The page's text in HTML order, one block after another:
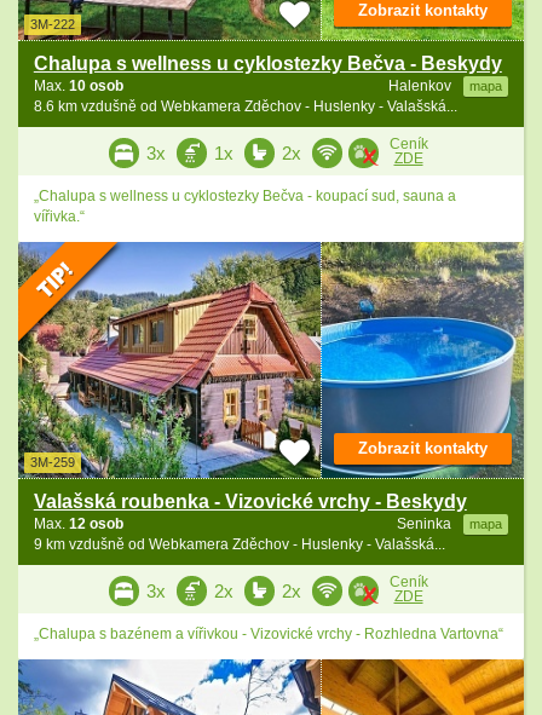
3M-222
Chalupa s wellness u cyklostezky Bečva - Beskydy
Halenkov mapa
Max. 10 osob
8.6 km vzdušně od Webkamera Zděchov - Huslenky - Valašská...
Zobrazit kontakty
3x 1x 2x
Ceník
ZDE
„Chalupa s wellness u cyklostezky Bečva - koupací sud, sauna a
vířivka.“
3M-259
Valašská roubenka - Vizovické vrchy - Beskydy
Seninka mapa
Max. 12 osob
9 km vzdušně od Webkamera Zděchov - Huslenky - Valašská...
Zobrazit kontakty
3x 2x 2x
Ceník
ZDE
„Chalupa s bazénem a vířivkou - Vizovické vrchy - Rozhledna Vartovna“